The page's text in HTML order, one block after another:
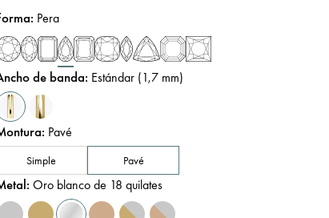
: Pera
de banda: Estándar (1,7 mm)
: Pavé
Simple Pavé
:Oro blanco de 18 quilates